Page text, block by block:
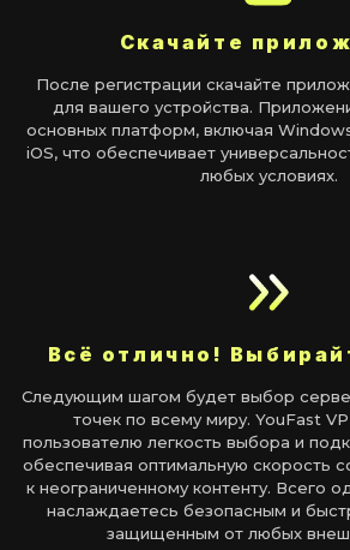
Скачайте
После регистрации скачайте
для вашего устройства.
основных платформ, включая
iOS, что обеспечивает
любых условиях.
Всё отлично!
Следующим шагом будет выбор
точек по всему миру. YouFast
пользователю легкость выбора и
обеспечивая оптимальную скорость
к неограниченному контенту. Всего
наслаждаетесь безопасным и
защищенным от любых